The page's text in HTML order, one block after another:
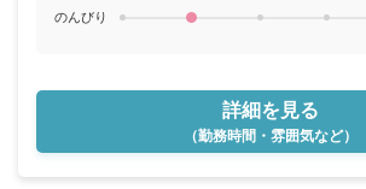
のんびり
詳細を見る
（勤務時間・雰囲気など）